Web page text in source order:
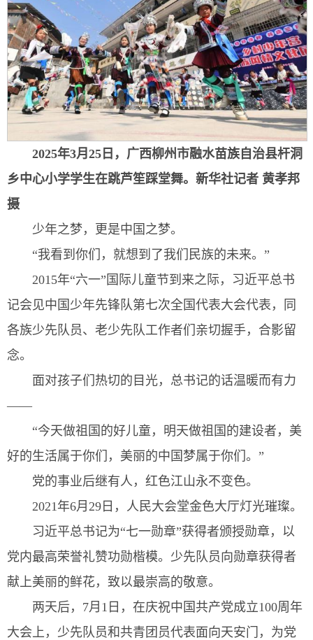
2025年3月25日，广西柳州市融水苗族自治县杆洞
乡中心小学学生在跳芦笙踩堂舞。 新华社记者 黄孝邦
摄
少年之梦，更是中国之梦。
“我看到你们，就想到了我们民族的未来。”
2015年“六一”国际儿童节到来之际，习近平总书
记会见中国少年先锋队第七次全国代表大会代表，同
各族少先队员、老少先队工作者们亲切握手，合影留
念。
面对孩子们热切的目光，总书记的话温暖而有力
——
“今天做祖国的好儿童，明天做祖国的建设者，美
好的生活属于你们，美丽的中国梦属于你们。”
党的事业后继有人，红色江山永不变色。
2021年6月29日，人民大会堂金色大厅灯光璀璨。
习近平总书记为“七一勋章”获得者颁授勋章，以
党内最高荣誉礼赞功勋楷模。少先队员向勋章获得者
献上美丽的鲜花，致以最崇高的敬意。
两天后，7月1日，在庆祝中国共产党成立100周年
大会上，少先队员和共青团员代表面向天安门，为党